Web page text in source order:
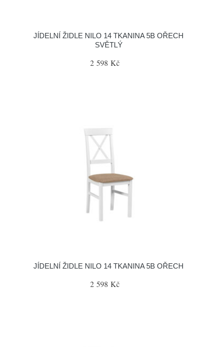
JÍDELNÍ ŽIDLE NILO 14 TKANINA 5B OŘECH
SVĚTLÝ
2 598 Kč
JÍDELNÍ ŽIDLE NILO 14 TKANINA 5B OŘECH
2 598 Kč